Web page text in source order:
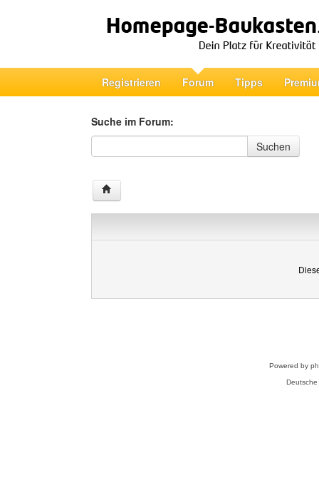
Registrieren Forum Tipps
Suche im Forum:
Suche im Forum
Suchen
Powered by